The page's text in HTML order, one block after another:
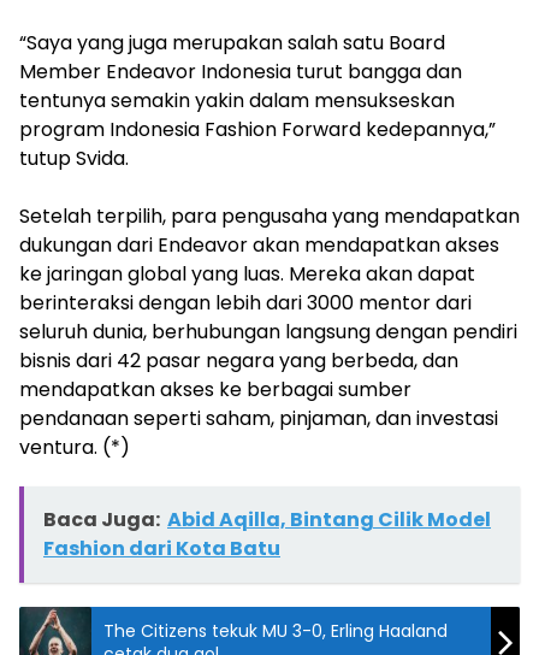
“Saya yang juga merupakan salah satu Board
Member Endeavor Indonesia turut bangga dan
tentunya semakin yakin dalam mensukseskan
program Indonesia Fashion Forward kedepannya,”
tutup Svida.
Setelah terpilih, para pengusaha yang mendapatkan
dukungan dari Endeavor akan mendapatkan akses
ke jaringan global yang luas. Mereka akan dapat
berinteraksi dengan lebih dari 3000 mentor dari
seluruh dunia, berhubungan langsung dengan pendiri
bisnis dari 42 pasar negara yang berbeda, dan
mendapatkan akses ke berbagai sumber
pendanaan seperti saham, pinjaman, dan investasi
ventura. (*)
Baca Juga: Abid Aqilla, Bintang Cilik Model
Fashion dari Kota Batu
The Citizens tekuk MU 3-0, Erling Haaland